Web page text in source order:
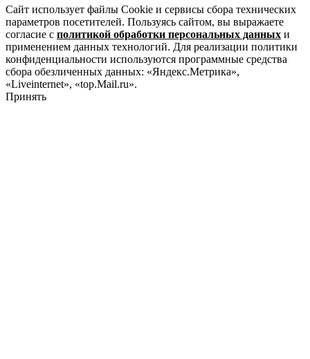
Сайт использует файлы Cookie и сервисы сбора технических
параметров посетителей. Пользуясь сайтом, вы выражаете
согласие с политикой обработки персональных данных и
применением данных технологий. Для реализации политики
конфиденциальности используются программные средства
сбора обезличенных данных: «Яндекс.Метрика»,
«Liveinternet», «top.Mail.ru».
Принять